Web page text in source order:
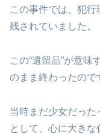
この事件では、犯
残されていました。
この“遺留品”が意味
のまま終わったので
当時まだ少女だった
として、心に大きな